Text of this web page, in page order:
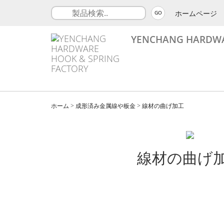
GO ホームページ
YENCHANG
ホーム > 成形済み金属線や板金> 線材の曲げ加工
線材の曲げ